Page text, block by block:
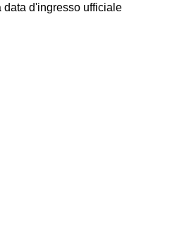
data d'ingresso ufficiale